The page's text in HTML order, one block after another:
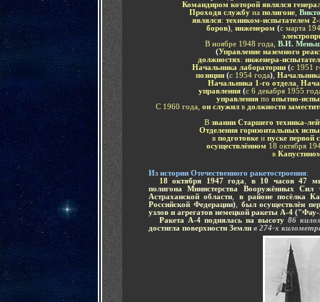
Командиром которой являлся
Проходя службу на полигоне
являлся: техником-испытателем
боров), инженером (с марта
В ноябре 1948 года, В.И.
(Управление наземного
должностях: инженера-
Начальника лаборатории (с 1951
позиции (с 1954 года)
Начальника 1-го отдела
управления (с 6 декабря 1955
управления по опытно-
С 1960 года, он служил в должности
В звании Старшего техника-
Отделения горизонтальных
в подготовке ипуске первой
осуществлённом 18 октября
в
Из истории Отечественного ракетостроения:
1 8 октября 1947 года
в 10 часов 47
полигона Министерства Вооружённых
Астраханской области
в районе посёлка
Российской Федерации), был осуществлён
узлов и агрегатов немецкой ракеты А-4 (
Ракета А-4 поднялась на высоту 86
достигла поверхности Земли в 274-х